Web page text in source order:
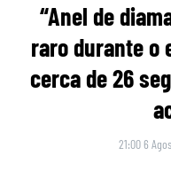
“Anel de
raro durante o
cerca de 26
21:00 6